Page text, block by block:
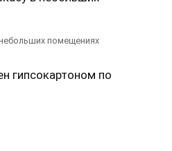
помещениях
гипсокартоном по